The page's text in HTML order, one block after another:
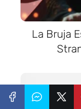
La Bruja